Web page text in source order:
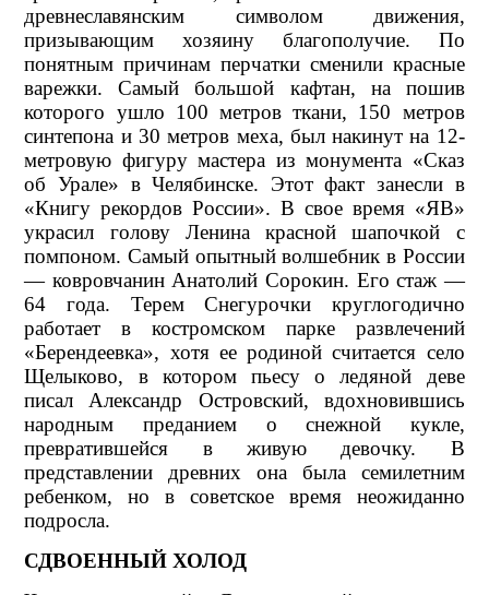
древнеславянским символом движения,
призывающим хозяину благополучие. По
понятным причинам перчатки сменили красные
варежки. Самый большой кафтан, на пошив
которого ушло 100 метров ткани, 150 метров
синтепона и 30 метров меха, был накинут на 12-
метровую фигуру мастера из монумента «Сказ
об Урале» в Челябинске. Этот факт занесли в
«Книгу рекордов России». В свое время «ЯВ»
украсил голову Ленина красной шапочкой с
помпоном. Самый опытный волшебник в России
— ковровчанин Анатолий Сорокин. Его стаж —
64 года. Терем Снегурочки круглогодично
работает в костромском парке развлечений
«Берендеевка», хотя ее родиной считается село
Щелыково, в котором пьесу о ледяной деве
писал Александр Островский, вдохновившись
народным преданием о снежной кукле,
превратившейся в живую девочку. В
представлении древних она была семилетним
ребенком, но в советское время неожиданно
подросла.
СДВОЕННЫЙ ХОЛОД